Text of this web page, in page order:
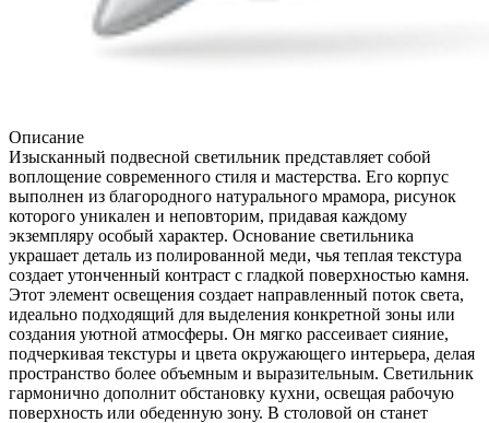
Описание
Изысканный подвесной светильник представляет собой
воплощение современного стиля и мастерства. Его корпус
выполнен из благородного натурального мрамора, рисунок
которого уникален и неповторим, придавая каждому
экземпляру особый характер. Основание светильника
украшает деталь из полированной меди, чья теплая текстура
создает утонченный контраст с гладкой поверхностью камня.
Этот элемент освещения создает направленный поток света,
идеально подходящий для выделения конкретной зоны или
создания уютной атмосферы. Он мягко рассеивает сияние,
подчеркивая текстуры и цвета окружающего интерьера, делая
пространство более объемным и выразительным. Светильник
гармонично дополнит обстановку кухни, освещая рабочую
поверхность или обеденную зону. В столовой он станет